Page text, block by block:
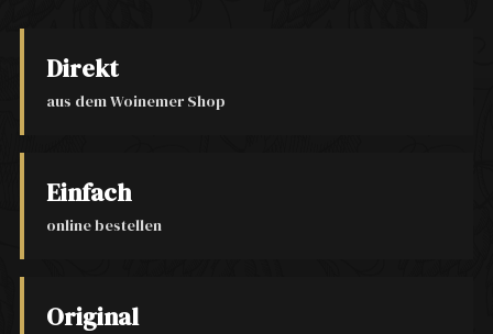
Direkt
aus dem Woinemer Shop
Einfach
online bestellen
Original